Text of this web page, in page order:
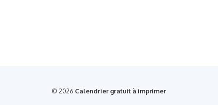
© 2026 Calendrier gratuit à imprimer